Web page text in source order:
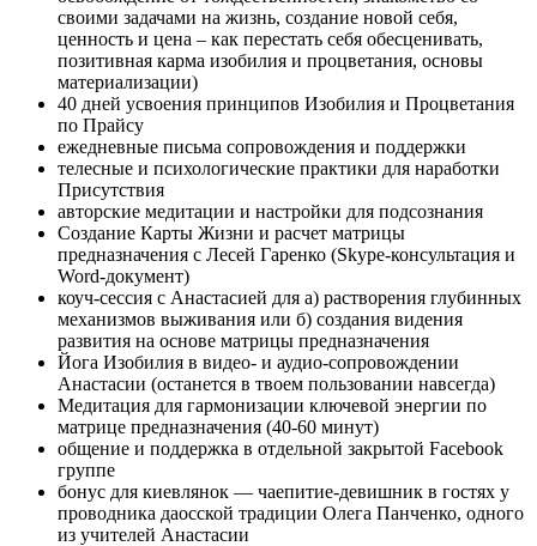
своими задачами на жизнь, создание новой себя,
ценность и цена – как перестать себя обесценивать,
позитивная карма изобилия и процветания, основы
материализации)
40 дней усвоения принципов Изобилия и Процветания
по Прайсу
ежедневные письма сопровождения и поддержки
телесные и психологические практики для наработки
Присутствия
авторские медитации и настройки для подсознания
Создание Карты Жизни и расчет матрицы
предназначения с Лесей Гаренко (Skype-консультация и
Word-документ)
коуч-сессия с Анастасией для а) растворения глубинных
механизмов выживания или б) создания видения
развития на основе матрицы предназначения
Йога Изобилия в видео- и аудио-сопровождении
Анастасии (останется в твоем пользовании навсегда)
Медитация для гармонизации ключевой энергии по
матрице предназначения (40-60 минут)
общение и поддержка в отдельной закрытой Facebook
группе
бонус для киевлянок — чаепитие-девишник в гостях у
проводника даосской традиции Олега Панченко, одного
из учителей Анастасии